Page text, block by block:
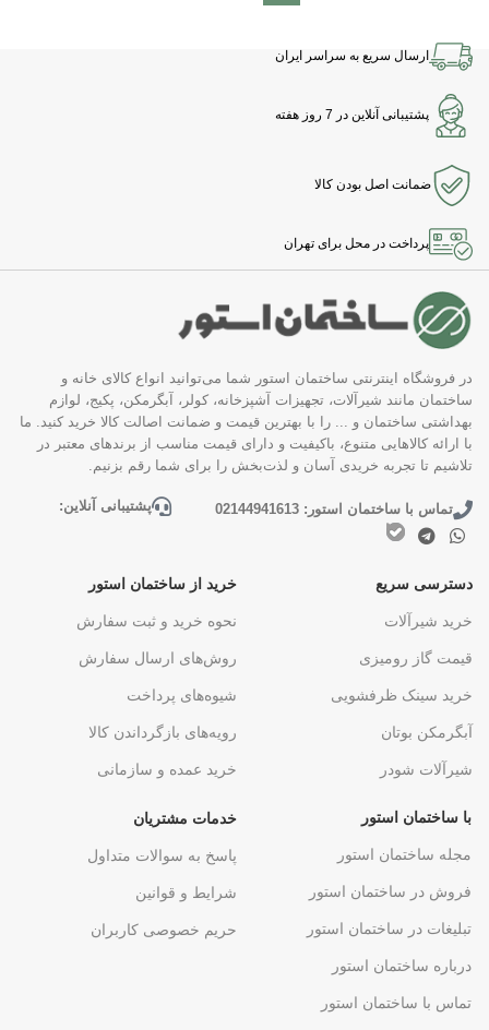
ارسال سریع به سراسر ایران
پشتیبانی آنلاین در 7 روز هفته
ضمانت اصل بودن کالا
پرداخت در محل برای تهران
در فروشگاه اینترنتی ساختمان استور شما می‌توانید انواع کالای خانه و
ساختمان مانند شیرآلات، تجهیزات آشپزخانه، کولر، آبگرمکن، پکیج، لوازم
بهداشتی ساختمان و ... را با بهترین قیمت و ضمانت اصالت کالا خرید کنید. ما
با ارائه کالاهایی متنوع، باکیفیت و دارای قیمت مناسب از برندهای معتبر در
تلاشیم تا تجربه خریدی آسان و لذت‌بخش را برای شما رقم بزنیم.
تماس با ساختمان استور: 02144941613 پشتیبانی آنلاین:
دسترسی سریع
خرید شیرآلات
قیمت گاز رومیزی
خرید سینک ظرفشویی
آبگرمکن بوتان
شیرآلات شودر
خرید از ساختمان استور
نحوه خرید و ثبت سفارش
روش‌های ارسال سفارش
شیوه‌های پرداخت
رویه‌های بازگرداندن کالا
خرید عمده و سازمانی
با ساختمان استور
مجله ساختمان استور
فروش در ساختمان استور
تبلیغات در ساختمان استور
درباره ساختمان استور
تماس با ساختمان استور
خدمات مشتریان
پاسخ به سوالات متداول
شرایط و قوانین
حریم خصوصی کاربران